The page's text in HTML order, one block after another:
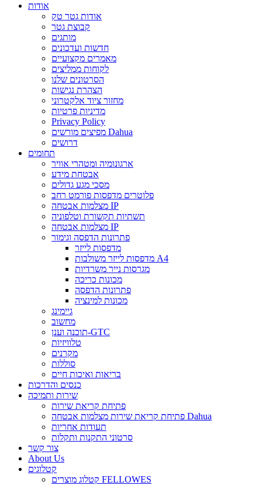
אודות
אודות גטר טק
קבוצת גטר
מותגים
חדשות ועדכונים
מאמרים מקצועיים
לקוחות ממליצים
הסרטונים שלנו
הצהרת נגישות
מחזור ציוד אלקטרוני
מדיניות פרטיות
Privacy Policy
מפיצים מורשים Dahua
דרושים
תחומים
ארגונומיה ומטהרי אוויר
אבטחת מידע
מסכי מגע גדולים
פלוטרים מדפסות פורמט רחב
מצלמות אבטחה IP
תשתיות תקשורת וטלפוניה
מצלמות אבטחה IP
פתרונות הדפסה וגימור
מדפסות לייזר
מדפסות לייזר משולבות A4
מגרסות נייר משרדיות
מכונות כריכה
פתרונות הדפסה
מכונות למינציה
גיימינג
מחשוב
תוכנה וענן-GTC
טלוויזיות
מקרנים
סוללות
בריאות ואיכות חיים
כנסים והדרכות
שירות ותמיכה
פתיחת קריאת שירות
פתיחת קריאת שירות מצלמות אבטחה Dahua
תעודות אחריות
סרטוני התקנות ותקלות
צור קשר
About Us
קטלוגים
קטלוג מוצרים FELLOWES